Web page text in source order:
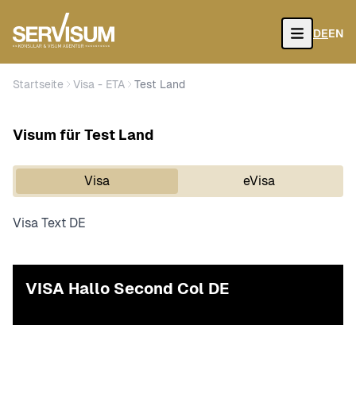
Open
DEEN
Startseite Visa - ETA Test Land
Visum für Test Land
Visa eVisa
Visa Text DE
VISA Hallo Second Col DE